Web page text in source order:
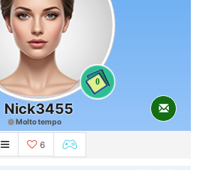
0
Nick3455
Molto tempo
6